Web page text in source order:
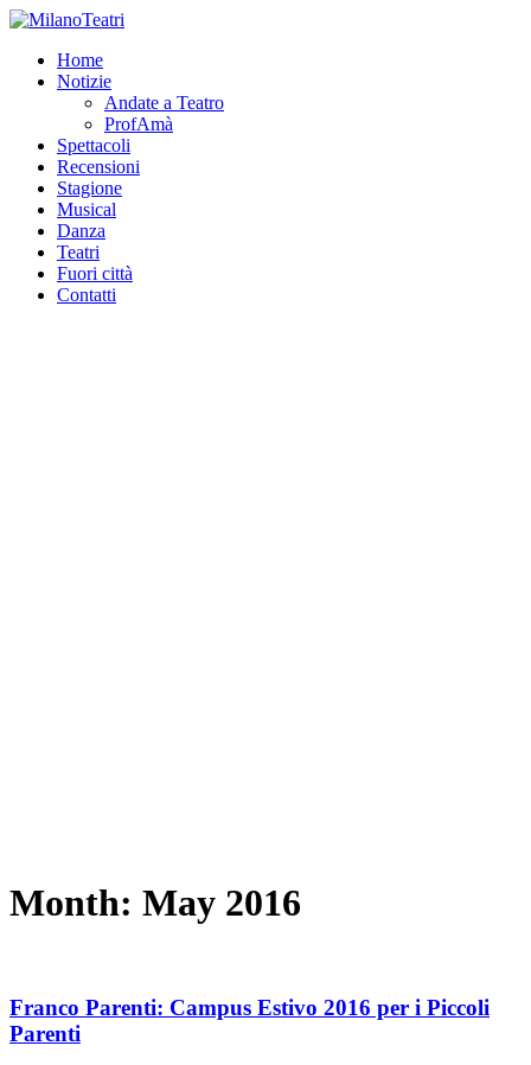
Home
Notizie
Andate a Teatro
ProfAmà
Spettacoli
Recensioni
Stagione
Musical
Danza
Teatri
Fuori città
Contatti
Month: May 2016
Franco Parenti: Campus Estivo 2016 per i Piccoli
Parenti